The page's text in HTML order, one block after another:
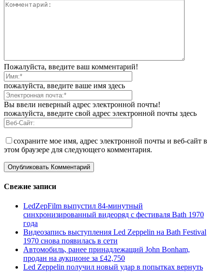
Пожалуйста, введите ваш комментарий!
пожалуйста, введите ваше имя здесь
Вы ввели неверный адрес электронной почты!
пожалуйста, введите свой адрес электронной почты здесь
сохраните мое имя, адрес электронной почты и веб-сайт в
этом браузере для следующего комментария.
Свежие записи
LedZepFilm выпустил 84-минутный
синхронизированный видеоряд с фестиваля Bath 1970
года
Видеозапись выступления Led Zeppelin на Bath Festival
1970 снова появилась в сети
Автомобиль, ранее принадлежащий John Bonham,
продан на аукционе за £42,750
Led Zeppelin получил новый удар в попытках вернуть